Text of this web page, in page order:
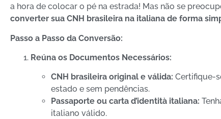
a hora de colocar o pé na estrada! Mas não se
converter sua CNH brasileira na italiana de forma
Passo a Passo da Conversão:
Reúna os Documentos Necessários:
CNH brasileira original e válida: Certifique-
estado e sem pendências.
Passaporte ou carta d’identità italiana:
italiano válido.